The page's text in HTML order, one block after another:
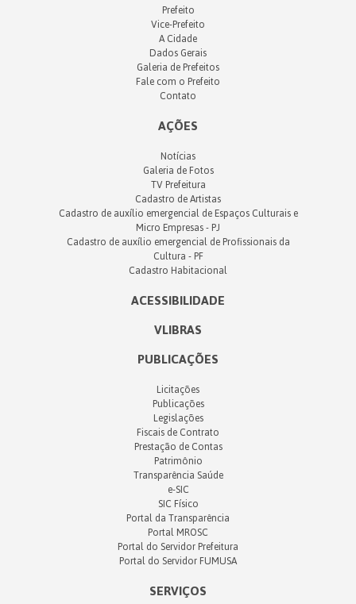
Prefeito
Vice-Prefeito
A Cidade
Dados Gerais
Galeria de Prefeitos
Fale com o Prefeito
Contato
AÇÕES
Notícias
Galeria de Fotos
TV Prefeitura
Cadastro de Artistas
Cadastro de auxílio emergencial de Espaços Culturais e
Micro Empresas - PJ
Cadastro de auxílio emergencial de Profissionais da
Cultura - PF
Cadastro Habitacional
ACESSIBILIDADE
VLIBRAS
PUBLICAÇÕES
Licitações
Publicações
Legislações
Fiscais de Contrato
Prestação de Contas
Patrimônio
Transparência Saúde
e-SIC
SIC Físico
Portal da Transparência
Portal MROSC
Portal do Servidor Prefeitura
Portal do Servidor FUMUSA
SERVIÇOS